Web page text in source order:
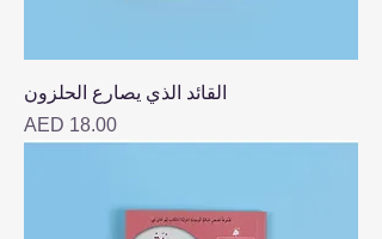
القائد الذي يصارع الحلزون
Price
AED 18.00